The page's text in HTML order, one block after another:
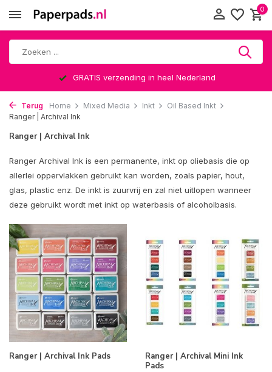
0
GRATIS verzending in heel Nederland
Terug Home Mixed Media Inkt
Oil Based Inkt
Ranger | Archival Ink
Ranger | Archival Ink
Ranger Archival Ink is een permanente, inkt op oliebasis die op
allerlei oppervlakken gebruikt kan worden, zoals papier, hout,
glas, plastic enz. De inkt is zuurvrij en zal niet uitlopen wanneer
deze gebruikt wordt met inkt op waterbasis of alcoholbasis.
Ranger | Archival Ink Pads
Ranger | Archival Mini Ink
Pads